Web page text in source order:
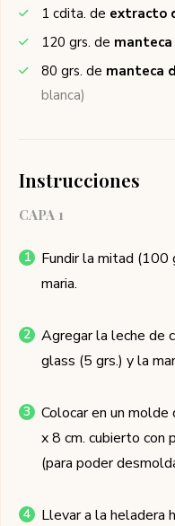
1 cdita. de extracto
120 grs. de
80 grs. de manteca
blanca)
Instrucciones
CAPA 1
Fundir la mitad (100
maria.
Agregar la leche de
glass (5 grs.) y la
Colocar en un
x 8 cm. cubierto con
(para poder
Llevar a la heladera